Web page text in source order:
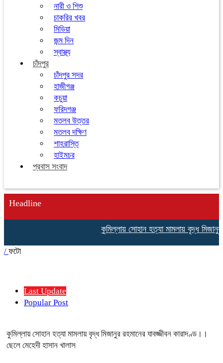
নারী ও শিশু
চাকরির খবর
মিডিয়া
জন্ম দিন
স্বাস্থ্য
চাঁদপুর
চাঁদপুর সদর
হাজীগঞ্জ
কচুয়া
ফরিদগঞ্জ
মতলব উত্তর
মতলব দক্ষিণ
শাহরাস্তি
হাইমচর
প্রবাস সংবাদ
Headline
কুমিল্লায় সোহান হত্যা মামলায় বৃদ্ধ মিজানুর
/ ফটো
Last Update
Popular Post
কুমিল্লায় সোহান হত্যা মামলায় বৃদ্ধ মিজানুর রহমানের যাবজ্জীবন কারাদণ্ড।।
ছেলে মেহেদী হাসান খালাস